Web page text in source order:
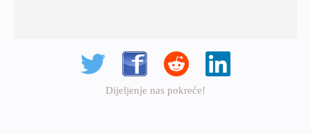
Dijeljenje nas pokreće!